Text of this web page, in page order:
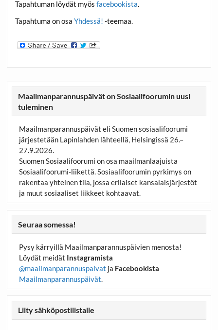
Tapahtuman löydät myösfacebookista.
Tapahtuma on osaYhdessä! -teemaa.
Maailmanparannuspäivät on Sosiaalifoorumin uusi
tuleminen
Maailmanparannuspäivät eli Suomen sosiaalifoorumi
järjestetään Lapinlahden lähteellä, Helsingissä 26.–
27.9.2026.
Suomen Sosiaalifoorumi on osa maailmanlaajuista
Sosiaalifoorumi-liikettä. Sosiaalifoorumin pyrkimys on
rakentaa yhteinen tila, jossa erilaiset kansalaisjärjestöt
ja muut sosiaaliset liikkeet kohtaavat.
Seuraa somessa!
Pysy kärryillä Maailmanparannuspäivien menosta!
Löydät meidät Instagramista
@maailmanparannuspaivat ja Facebookista
Maailmanparannuspäivät.
Liity sähköpostilistalle